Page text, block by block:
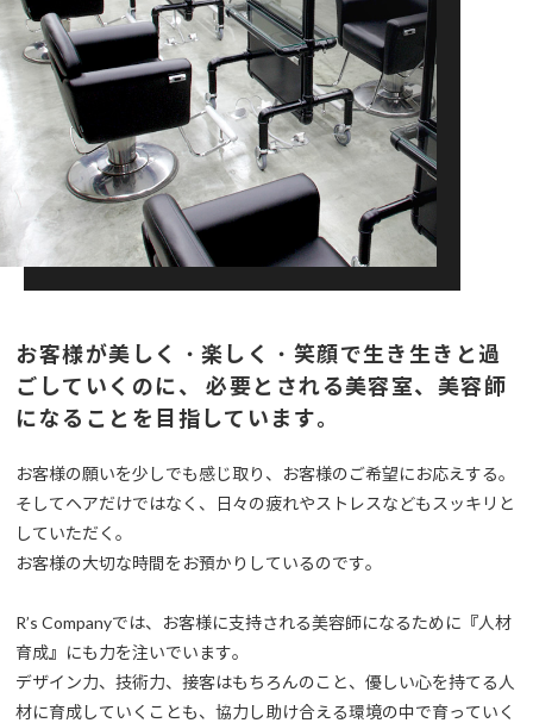
お客様が美しく・楽しく・笑顔で生き生きと過
ごしていくのに、
必要とされる美容室、美容師
になることを目指しています。
お客様の願いを少しでも感じ取り、お客様のご希望にお応えする。
そしてヘアだけではなく、日々の疲れやストレスなどもスッキリと
していただく。
お客様の大切な時間をお預かりしているのです。
R’s Companyでは、お客様に支持される美容師になるために『人材
育成』にも力を注いでいます。
デザイン力、技術力、接客はもちろんのこと、優しい心を持てる人
材に育成していくことも、協力し助け合える環境の中で育っていく